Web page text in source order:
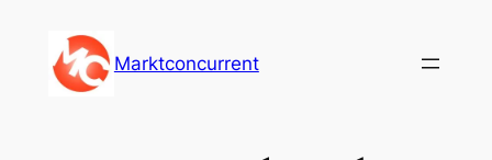
Marktconcurrent